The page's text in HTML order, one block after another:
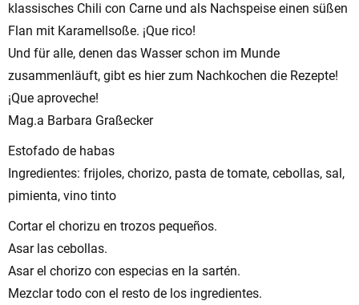
klassisches Chili con Carne und als Nachspeise einen süßen
Flan mit Karamellsoße. ¡Que rico!
Und für alle, denen das Wasser schon im Munde
zusammenläuft, gibt es hier zum Nachkochen die Rezepte!
¡Que aproveche!
Mag.a Barbara Graßecker
Estofado de habas
Ingredientes: frijoles, chorizo, pasta de tomate, cebollas, sal,
pimienta, vino tinto
Cortar el chorizu en trozos pequeños.
Asar las cebollas.
Asar el chorizo con especias en la sartén.
Mezclar todo con el resto de los ingredientes.